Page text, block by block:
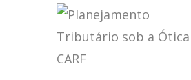
DIREITO
FINANCEIRO E
TRIBUTÁRIO NA
OBRA DE
RICARDO LOBO